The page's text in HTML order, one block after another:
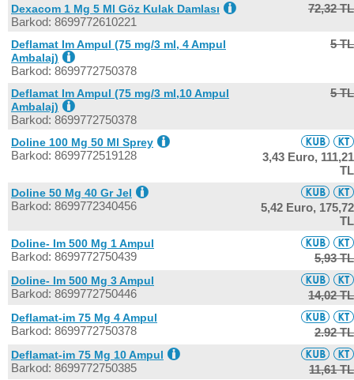
Dexacom 1 Mg 5 Ml Göz Kulak Damlası
Barkod: 8699772610221
72,32 TL
Deflamat Im Ampul (75 mg/3 ml, 4 Ampul
Ambalaj)
Barkod: 8699772750378
5 TL
Deflamat Im Ampul (75 mg/3 ml,10 Ampul
Ambalaj)
Barkod: 8699772750378
5 TL
Doline 100 Mg 50 Ml Sprey
Barkod: 8699772519128 3,43 Euro, 111,21
TL
Doline 50 Mg 40 Gr Jel
Barkod: 8699772340456 5,42 Euro, 175,72
TL
Doline- Im 500 Mg 1 Ampul
Barkod: 8699772750439 5,93 TL
Doline- Im 500 Mg 3 Ampul
Barkod: 8699772750446 14,02 TL
Deflamat-im 75 Mg 4 Ampul
Barkod: 8699772750378 2.92 TL
Deflamat-im 75 Mg 10 Ampul
Barkod: 8699772750385 11,61 TL